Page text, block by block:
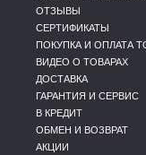
ОТЗЫВЫ
СЕРТИФИКАТЫ
ПОКУПКА И ОПЛАТА
ВИДЕО О ТОВАРАХ
ДОСТАВКА
ГАРАНТИЯ И СЕРВИС
В КРЕДИТ
ОБМЕН И ВОЗВРАТ
АКЦИИ